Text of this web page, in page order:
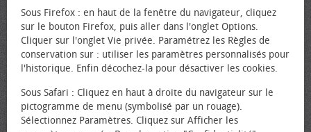
Sous Firefox : en haut de la fenêtre du navigateur, cliquez
sur le bouton Firefox, puis aller dans l'onglet Options.
Cliquer sur l'onglet Vie privée. Paramétrez les Règles de
conservation sur : utiliser les paramètres personnalisés pour
l'historique. Enfin décochez-la pour désactiver les cookies.
Sous Safari : Cliquez en haut à droite du navigateur sur le
pictogramme de menu (symbolisé par un rouage).
Sélectionnez Paramètres. Cliquez sur Afficher les